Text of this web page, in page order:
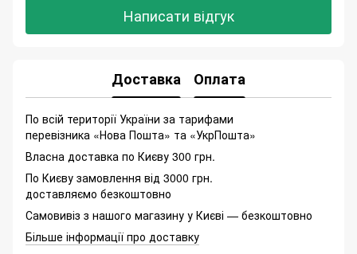
Написати відгук
Доставка Оплата
По всій території України за тарифами
перевізника «Нова Пошта» та «УкрПошта»
Власна доставка по Києву 300 грн.
По Києву замовлення від 3000 грн.
доставляємо безкоштовно
Самовивіз з нашого магазину у Києві — безкоштовно
Більше інформації про доставку